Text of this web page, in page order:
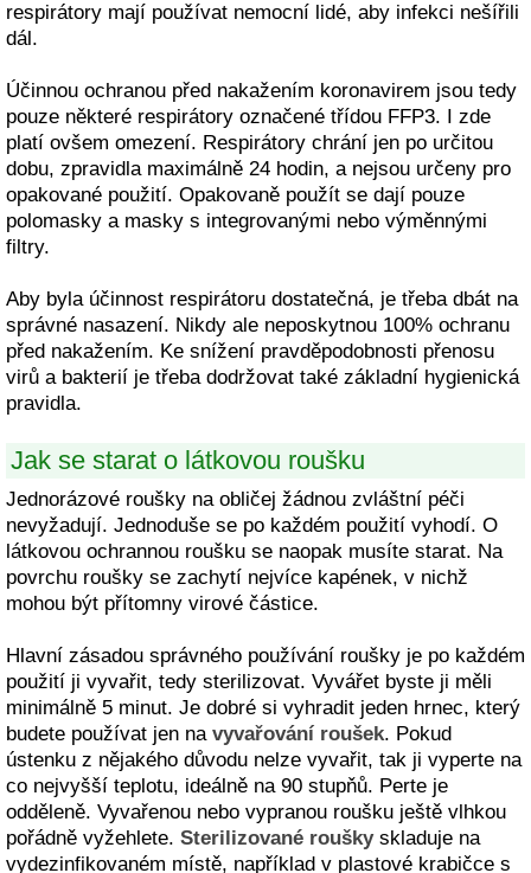
respirátory mají používat nemocní lidé, aby infekci nešířili
dál.
Účinnou ochranou před nakažením koronavirem jsou tedy
pouze některé respirátory označené třídou FFP3. I zde
platí ovšem omezení. Respirátory chrání jen po určitou
dobu, zpravidla maximálně 24 hodin, a nejsou určeny pro
opakované použití. Opakovaně použít se dají pouze
polomasky a masky s integrovanými nebo výměnnými
filtry.
Aby byla účinnost respirátoru dostatečná, je třeba dbát na
správné nasazení. Nikdy ale neposkytnou 100% ochranu
před nakažením. Ke snížení pravděpodobnosti přenosu
virů a bakterií je třeba dodržovat také základní hygienická
pravidla.
Jak se starat o látkovou roušku
Jednorázové roušky na obličej žádnou zvláštní péči
nevyžadují. Jednoduše se po každém použití vyhodí. O
látkovou ochrannou roušku se naopak musíte starat. Na
povrchu roušky se zachytí nejvíce kapének, v nichž
mohou být přítomny virové částice.
Hlavní zásadou správného používání roušky je po každém
použití ji vyvařit, tedy sterilizovat. Vyvářet byste ji měli
minimálně 5 minut. Je dobré si vyhradit jeden hrnec, který
budete používat jen na vyvařování roušek. Pokud
ústenku z nějakého důvodu nelze vyvařit, tak ji vyperte na
co nejvyšší teplotu, ideálně na 90 stupňů. Perte je
odděleně. Vyvařenou nebo vypranou roušku ještě vlhkou
pořádně vyžehlete. Sterilizované rouškyskladuje na
vydezinfikovaném místě, například v plastové krabičce s